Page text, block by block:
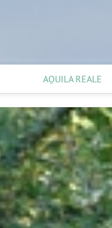
AQUILA REALE